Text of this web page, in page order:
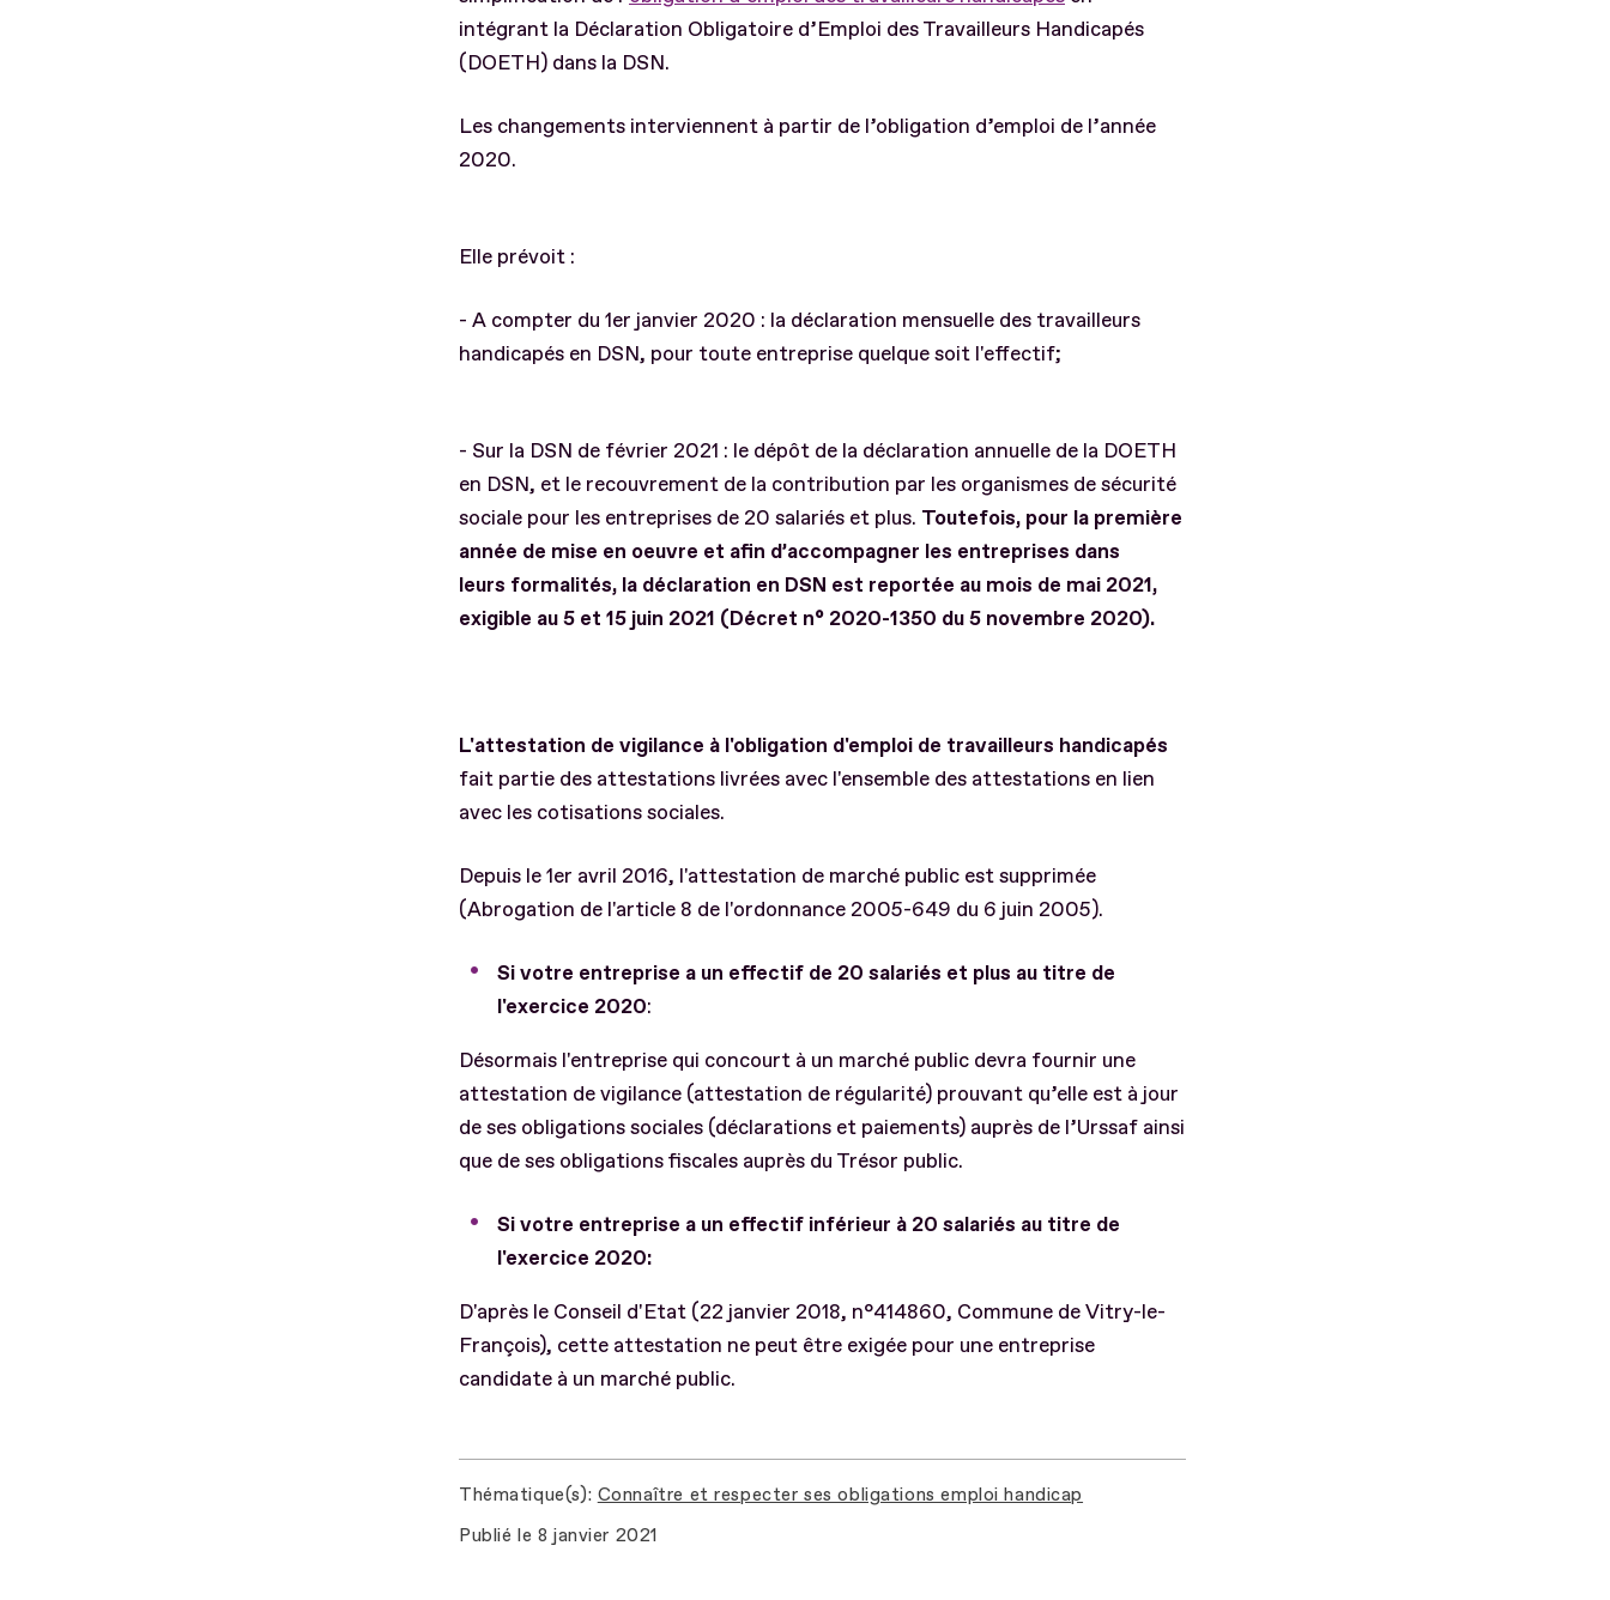
intégrant la Déclaration Obligatoire d’Emploi des Travailleurs Handicapés
(DOETH) dans la DSN.
Les changements interviennent à partir de l’obligation d’emploi de l’année
2020.
Elle prévoit :
- A compter du 1er janvier 2020 : la déclaration mensuelle des travailleurs
handicapés en DSN, pour toute entreprise quelque soit l'effectif;
- Sur la DSN de février 2021 : le dépôt de la déclaration annuelle de la DOETH
en DSN, et le recouvrement de la contribution par les organismes de sécurité
sociale pour les entreprises de 20 salariés et plus. Toutefois, pour la première
année de mise en oeuvre et afin d’accompagner les entreprises dans
leurs formalités, la déclaration en DSN est reportée au mois de mai 2021,
exigible au 5 et 15 juin 2021 (Décret n° 2020-1350 du 5 novembre 2020).
L'attestation de vigilance à l'obligation d'emploi de travailleurs handicapés
fait partie des attestations livrées avec l'ensemble des attestations en lien
avec les cotisations sociales.
Depuis le 1er avril 2016, l'attestation de marché public est supprimée
(Abrogation de l'article 8 de l'ordonnance 2005-649 du 6 juin 2005).
Si votre entreprise a un effectif de 20 salariés et plus au titre de
l'exercice 2020:
Désormais l'entreprise qui concourt à un marché public devra fournir une
attestation de vigilance (attestation de régularité) prouvant qu’elle est à jour
de ses obligations sociales (déclarations et paiements) auprès de l’Urssaf ainsi
que de ses obligations fiscales auprès du Trésor public.
Si votre entreprise a un effectif inférieur à 20 salariés au titre de
l'exercice 2020:
D'après le Conseil d'Etat (22 janvier 2018, n°414860, Commune de Vitry-le-
François), cette attestation ne peut être exigée pour une entreprise
candidate à un marché public.
Thématique(s) Connaître et respecter ses obligations emploi handicap
Publié le 8 janvier 2021